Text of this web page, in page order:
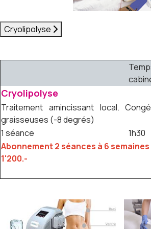
Cryolipolyse
Cryolipolyse
Traitement amincissant local.
graisseuses (-8 degrés)
1 séance
1h30
Abonnement 2 séances à 6
1'200.-